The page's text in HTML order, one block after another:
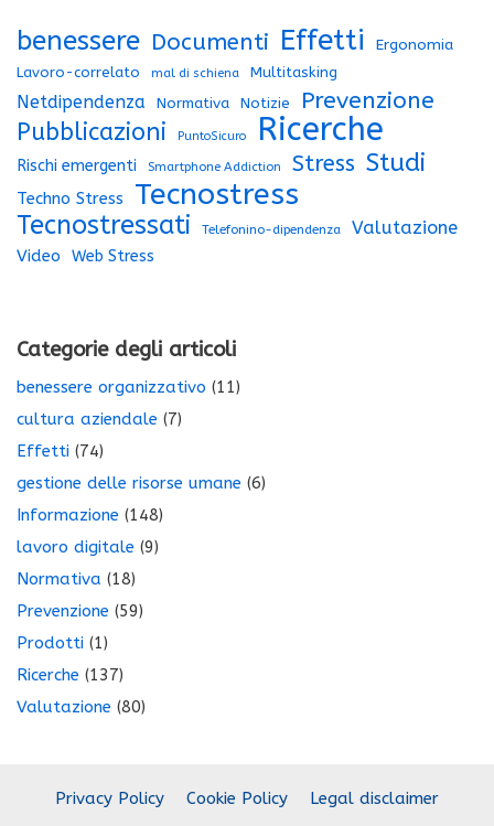
benessere Documenti Effetti Ergonomia
Lavoro-correlato mal di schiena Multitasking
Netdipendenza Normativa Notizie Prevenzione
Pubblicazioni PuntoSicuro Ricerche
Rischi emergenti Smartphone Addiction Stress Studi
Techno Stress Tecnostress
Tecnostressati Telefonino-dipendenza Valutazione
Video Web Stress
Categorie degli articoli
benessere organizzativo (11)
cultura aziendale (7)
Effetti (74)
gestione delle risorse umane (6)
Informazione (148)
lavoro digitale (9)
Normativa (18)
Prevenzione (59)
Prodotti (1)
Ricerche (137)
Valutazione (80)
Privacy Policy Cookie Policy Legal disclaimer